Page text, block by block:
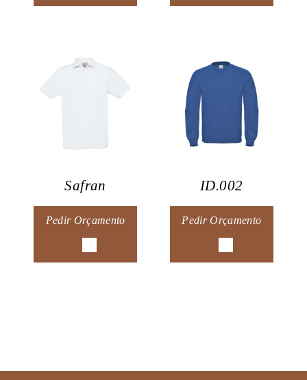
Safran
Pedir Orçamento
ID.002
Pedir Orçamento